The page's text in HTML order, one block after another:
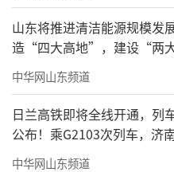
山东将推进清洁能源规模发
造“四大高地”，建设“两
中华网山东频道
日兰高铁即将全线开通，列
公布！乘G2103次列车，济
时到达
中华网山东频道